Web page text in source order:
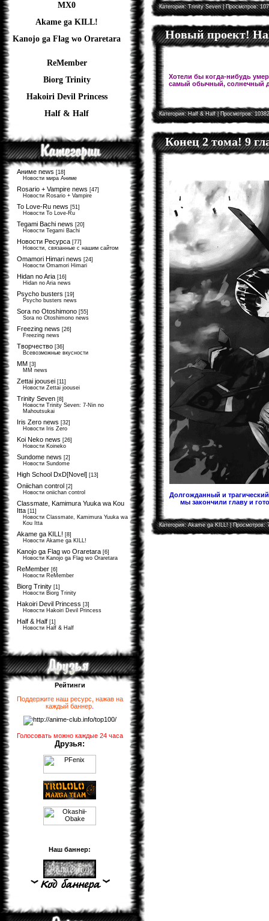
MX0
Akame ga KILL!
Kanojo ga Flag wo Oraretara
ReMember
Biorg Trinity
Hakoiri Devil Princess
Half & Half
Аниме news [18]
Новости мира Аниме
Rosario + Vampire news [47]
Новости Rosario + Vampire
To Love-Ru news [51]
Новости To Love-Ru
Tegami Bachi news [20]
Новости Tegami Bachi
Новости Ресурса [77]
Новости, связанные с нашим сайтом
Omamori Himari news [24]
Новости Omamori Himari
Hidan no Aria [16]
Hidan no Aria news
Psycho busters [19]
Psycho busters news
Sora no Otoshimono [55]
Sora no Otoshimono news
Freezing news [26]
Freezing news
Творчество [36]
Всевозможные вкусности
MM [3]
MM news
Zettai joousei [11]
Новости Zettai joousei
Trinity Seven [8]
Новости Trinity Seven: 7-Nin no
Mahoutsukai
Iris Zero news [32]
Новости Iris Zero
Koi Neko news [26]
Новости Koineko
Sundome news [2]
Новости Sundome
High School DxD[Novel] [13]
Oniichan control [2]
Новости oniichan control
Classmate, Kamimura Yuuka wa Kou
Itta [11]
Новости Classmate, Kamimura Yuuka wa
Kou Itta
Akame ga KILL! [8]
Новости Akame ga KILL!
Kanojo ga Flag wo Oraretara [6]
Новости Kanojo ga Flag wo Oraretara
ReMember [6]
Новости ReMember
Biorg Trinity [1]
Новости Biorg Trinity
Hakoiri Devil Princess [3]
Новости Hakoiri Devil Princess
Half & Half [1]
Новости Half & Half
Рейтинги
Поддержите наш ресурс, нажав на
каждый баннер
Голосовать можно каждые 24 часа
Друзья:
Наш баннер:
Категория:Trinity Seven| Просмотров:
Новый проект!
Хотели бы когда-нибудь
самый обычный, солнечный
Категория:Half & Half| Просмотров:
Конец 2 тома! 9
Долгожданный и
мы закончили главу и
Категория:Akame ga KILL!| Просмотров: